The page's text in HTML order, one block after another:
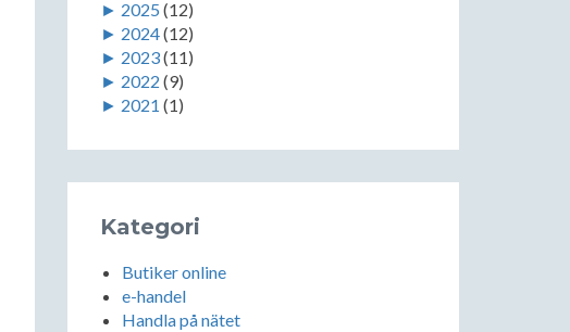
► 2025 (12)
► 2024(12)
► 2023(11)
► 2022 (9)
► 2021 (1)
Kategori
Butiker online
e-handel
Handla på nätet